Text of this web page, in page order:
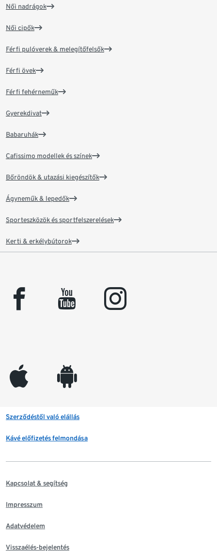
Női nadrágok
Női cipők
Férfi pulóverek & melegítőfelsők
Férfi övek
Férfi fehérneműk
Gyerekdivat
Babaruhák
Cafissimo modellek és színek
Bőröndök & utazási kiegészítők
Ágyneműk & lepedők
Sporteszközök és sportfelszerelések
Kerti & erkélybútorok
facebook youtube instagram
appleinc android
Szerződéstől való elállás
Kávé előfizetés felmondása
Kapcsolat & segítség
Impresszum
Adatvédelem
Visszaélés-bejelentés